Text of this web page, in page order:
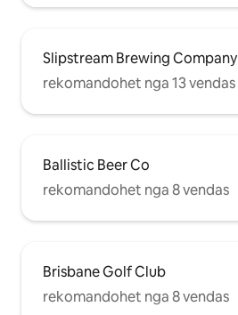
Slipstream Brewing Company
rekomandohet nga 13 vendas
Ballistic Beer Co
rekomandohet nga 8 vendas
Brisbane Golf Club
rekomandohet nga 8 vendas